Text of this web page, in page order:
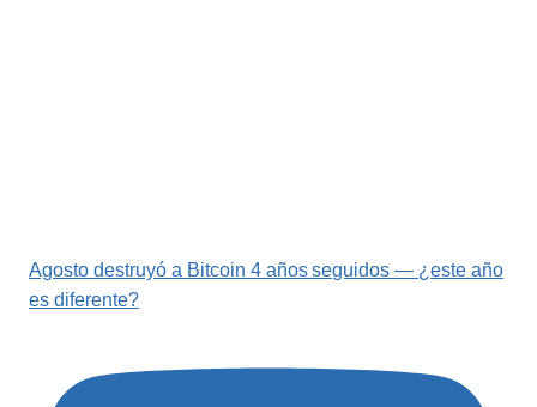
Agosto destruyó a Bitcoin 4 años seguidos — ¿este año
es diferente?